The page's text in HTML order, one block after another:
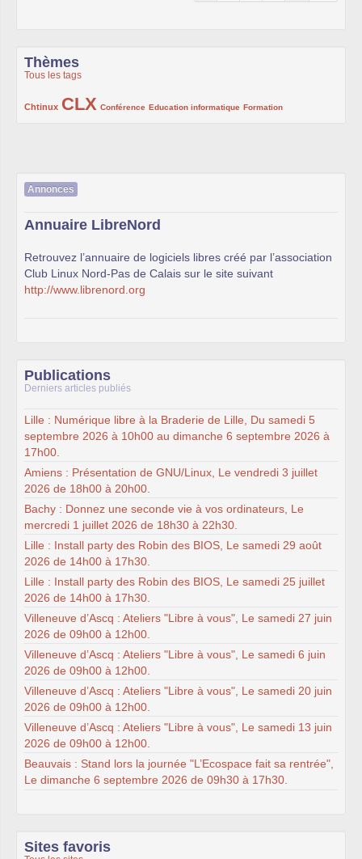
Thèmes
Tous les tags
Chtinux
222/1002CLX
1002/1002 Conférence
132/1002 Education informatique
119/1002 Formation
168/1002
Annonces
Annuaire LibreNord
Retrouvez l’annuaire de logiciels libres créé par l’association
Club Linux Nord-Pas de Calais sur le site suivant
http://www.librenord.org
Publications
Derniers articles publiés
Lille : Numérique libre à la Braderie de Lille, Du samedi 5
septembre 2026 à 10h00 au dimanche 6 septembre 2026 à
17h00.
Amiens : Présentation de GNU/Linux, Le vendredi 3 juillet
2026 de 18h00 à 20h00.
Bachy : Donnez une seconde vie à vos ordinateurs, Le
mercredi 1 juillet 2026 de 18h30 à 22h30.
Lille : Install party des Robin des BIOS, Le samedi 29 août
2026 de 14h00 à 17h30.
Lille : Install party des Robin des BIOS, Le samedi 25 juillet
2026 de 14h00 à 17h30.
Villeneuve d’Ascq : Ateliers "Libre à vous", Le samedi 27 juin
2026 de 09h00 à 12h00.
Villeneuve d’Ascq : Ateliers "Libre à vous", Le samedi 6 juin
2026 de 09h00 à 12h00.
Villeneuve d’Ascq : Ateliers "Libre à vous", Le samedi 20 juin
2026 de 09h00 à 12h00.
Villeneuve d’Ascq : Ateliers "Libre à vous", Le samedi 13 juin
2026 de 09h00 à 12h00.
Beauvais : Stand lors la journée "L’Ecospace fait sa rentrée",
Le dimanche 6 septembre 2026 de 09h30 à 17h30.
Sites favoris